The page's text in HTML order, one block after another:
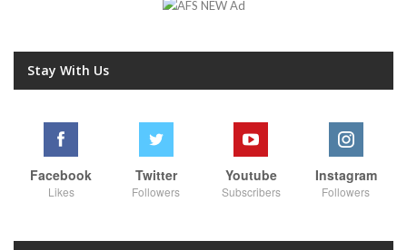
Stay With Us
Facebook
Likes
Twitter
Followers
Youtube
Subscribers
Instagram
Followers